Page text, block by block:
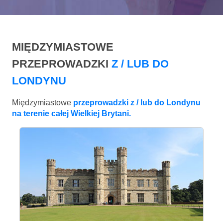
MIĘDZYMIASTOWE
PRZEPROWADZKI Z / LUB DO
LONDYNU
Międzymiastowe przeprowadzki z / lub do Londynu
na terenie całej Wielkiej Brytani.